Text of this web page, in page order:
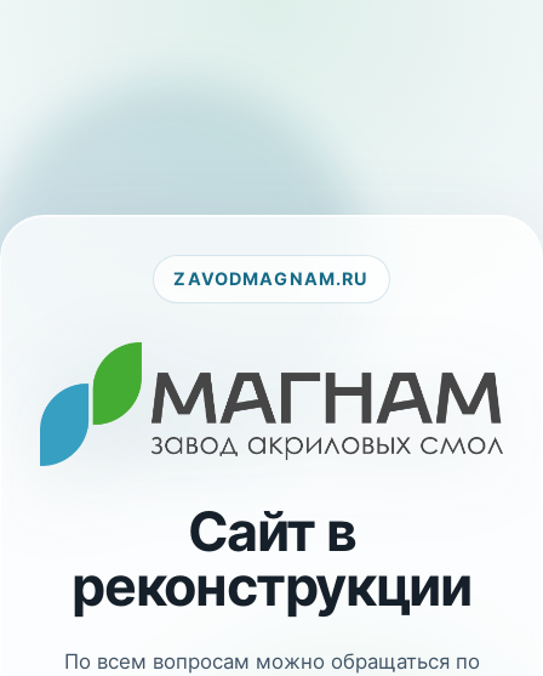
ZAVODMAGNAM.RU
Сайт в
реконструкции
По всем вопросам можно обращаться по